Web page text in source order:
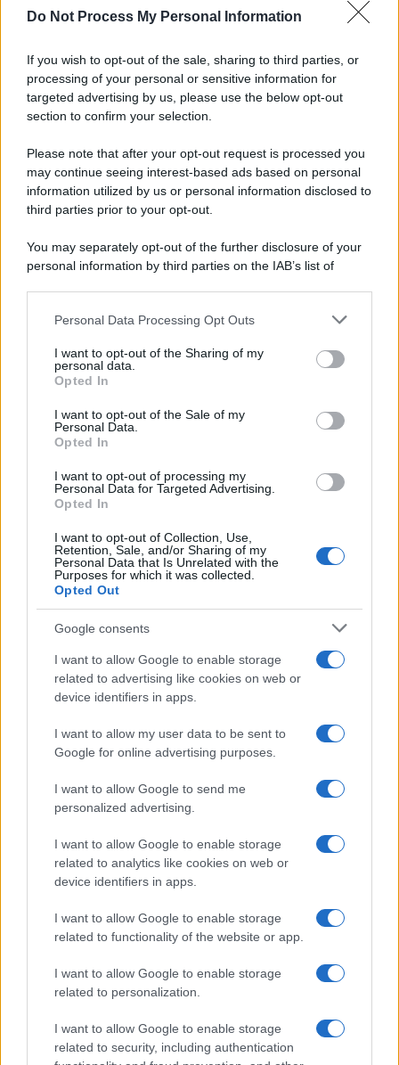
Do Not Process My Personal Information
If you wish to opt-out of the sale, sharing to third parties, or
processing of your personal or sensitive information for
targeted advertising by us, please use the below opt-out
section to confirm your selection.
Please note that after your opt-out request is processed you
may continue seeing interest-based ads based on personal
information utilized by us or personal information disclosed to
third parties prior to your opt-out.
You may separately opt-out of the further disclosure of your
personal information by third parties on the IAB’s list of
This information may also be disclosed by us to third parties
disclose it to other third parties.
Please note that this website/app uses one or more Google
services and may gather and store information including but
not limited to your visit or usage behaviour. You may click to
grant or deny consent to Google and its third-party tags to
consent section.
Personal Data Processing Opt Outs
I want to opt-out of the Sharing of my
personal data.
Opted In
I want to opt-out of the Sale of my
Personal Data.
Opted In
I want to opt-out of processing my
Personal Data for Targeted Advertising.
Opted In
I want to opt-out of Collection, Use,
Retention, Sale, and/or Sharing of my
Personal Data that Is Unrelated with the
Purposes for which it was collected.
Opted Out
Google consents
I want to allow Google to enable storage
related to advertising like cookies on web or
device identifiers in apps.
I want to allow my user data to be sent to
Google for online advertising purposes.
I want to allow Google to send me
personalized advertising.
I want to allow Google to enable storage
related to analytics like cookies on web or
device identifiers in apps.
I want to allow Google to enable storage
related to functionality of the website or app.
I want to allow Google to enable storage
related to personalization.
I want to allow Google to enable storage
related to security, including authentication
Newz New York
Newz Illinois
Newz Ohio
Gameland
Lgbtqia News
Motors Magazine 365
Home Magazine 365
InvestirMag
Germania
Investieren24
UK
News Hub UK
Lgbtq News
Olanda
Investeren 24